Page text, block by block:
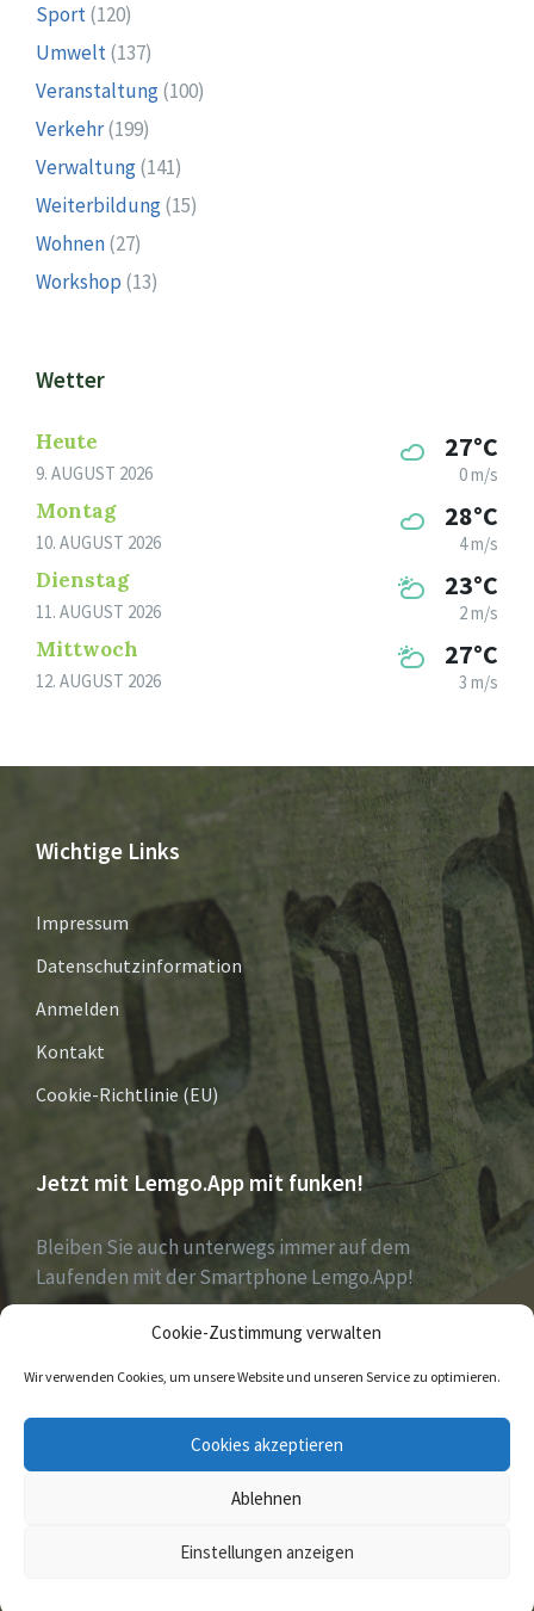
Cookie-Zustimmung verwalten
Wir verwenden Cookies, um unsere Website und unseren Service zu optimieren.
Cookies akzeptieren
Ablehnen
Einstellungen anzeigen
Sport(120)
Umwelt(137)
Veranstaltung(100)
Verkehr(199)
Verwaltung(141)
Weiterbildung(15)
Wohnen(27)
Workshop (13)
Wetter
Heute
9. AUGUST 2026
27°C
0 m/s
Montag
10. AUGUST 2026
28°C
4 m/s
Dienstag
11. AUGUST 2026
23°C
2 m/s
Mittwoch
12. AUGUST 2026
27°C
3 m/s
Wichtige Links
Impressum
Datenschutzinformation
Anmelden
Kontakt
Cookie-Richtlinie (EU)
Jetzt mit Lemgo.App mit funken!
Bleiben Sie auch unterwegs immer auf dem
Laufenden mit der Smartphone Lemgo.App!
Jetzt laden für iOS & Android
Facebook Twitter